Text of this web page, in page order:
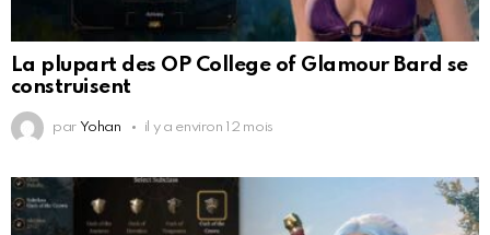
La plupart des OP College of Glamour Bard se
construisent
par Yohan il y a environ 12 mois